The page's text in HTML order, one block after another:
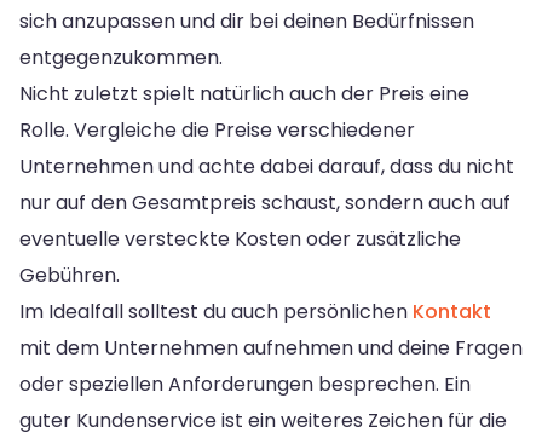
sich anzupassen und dir bei deinen Bedürfnissen
entgegenzukommen.
Nicht zuletzt spielt natürlich auch der Preis eine
Rolle. Vergleiche die Preise verschiedener
Unternehmen und achte dabei darauf, dass du nicht
nur auf den Gesamtpreis schaust, sondern auch auf
eventuelle versteckte Kosten oder zusätzliche
Gebühren.
Im Idealfall solltest du auch persönlichen Kontakt
mit dem Unternehmen aufnehmen und deine Fragen
oder speziellen Anforderungen besprechen. Ein
guter Kundenservice ist ein weiteres Zeichen für die